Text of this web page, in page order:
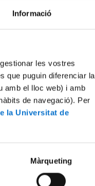
Informació
les vostres
que puguin diferenciar la
amb el lloc web) i amb
de navegació). Per
la Universitat de
Màrqueting